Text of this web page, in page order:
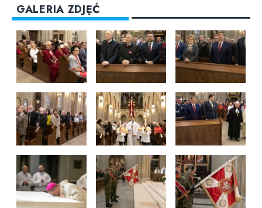
GALERIA ZDJĘĆ